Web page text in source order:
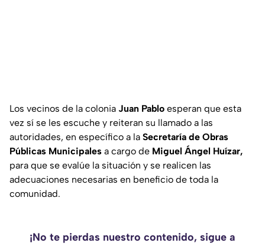
Los vecinos de la colonia Juan Pablo esperan que esta
vez sí se les escuche y reiteran su llamado a las
autoridades, en específico a la Secretaría de Obras
Públicas Municipales a cargo de Miguel Ángel Huízar,
para que se evalúe la situación y se realicen las
adecuaciones necesarias en beneficio de toda la
comunidad.
¡No te pierdas nuestro contenido, sigue a